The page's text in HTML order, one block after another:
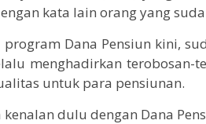
kata lain orang yang
Dana Pensiun kini,
menghadirkan terobosan-
untuk para pensiunan.
dulu dengan Dana